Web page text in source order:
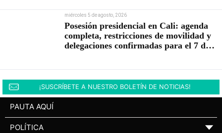
miércoles 5 de agosto, 2026
Posesión presidencial en Cali: agenda
completa, restricciones de movilidad y
delegaciones confirmadas para el 7 de
¡SUSCRÍBETE A NUESTRO BOLETÍN DE NOTICIAS!
PAUTA AQUÍ
POLÍTICA ▼